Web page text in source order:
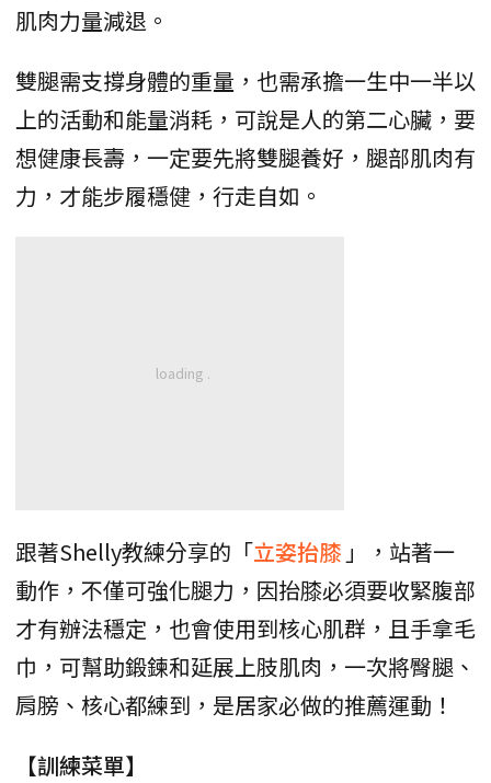
肌肉力量減退。
雙腿需支撐身體的重量，也需承擔一生中一半以
上的活動和能量消耗，可說是人的第二心臟，要
想健康長壽，一定要先將雙腿養好，腿部肌肉有
力，才能步履穩健，行走自如。
跟著Shelly教練分享的「立姿抬膝 」，站著一
動作，不僅可強化腿力，因抬膝必須要收緊腹部
才有辦法穩定，也會使用到核心肌群，且手拿毛
巾，可幫助鍛鍊和延展上肢肌肉，一次將臀腿、
肩膀、核心都練到，是居家必做的推薦運動！
【訓練菜單】